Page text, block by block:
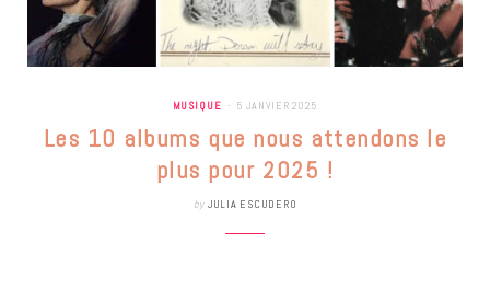
MUSIQUE 5 JANVIER 2025
Les 10 albums que nous attendons le
plus pour 2025 !
by JULIA ESCUDERO